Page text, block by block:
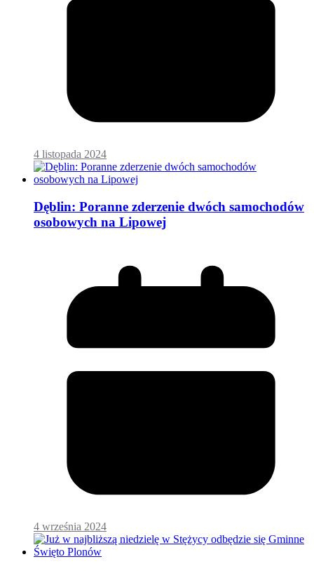
4 listopada 2024
Dęblin: Poranne zderzenie dwóch samochodów
osobowych na Lipowej
4 września 2024